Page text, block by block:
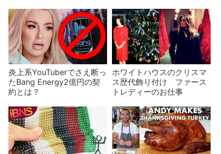
炎上系YouTuberでさえ断っ
たBang Energy2億円の契
約とは？
ホワイトハウスのクリスマ
ス歴代飾り付け ファース
トレディーのお仕事